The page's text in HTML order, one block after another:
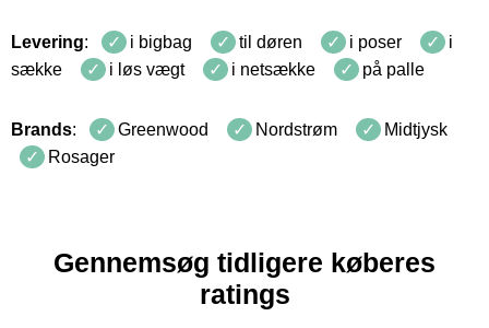
Levering: i bigbag til døren i poser
i
sække
i løs vægt i netsække på palle
Brands: Greenwood Nordstrøm
Midtjysk
Rosager
Gennemsøg tidligere køberes
ratings